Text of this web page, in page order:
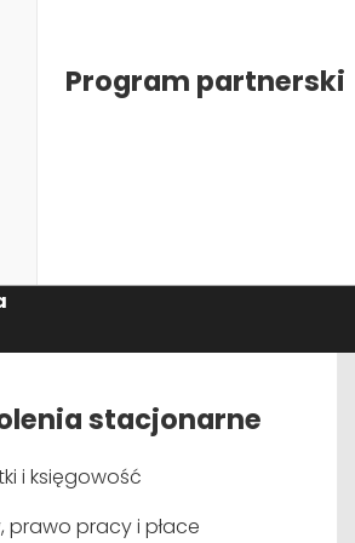
Program partnerski
stacjonarne
i księgowość
prawo pracy i płace
dla produktów w UE
1781